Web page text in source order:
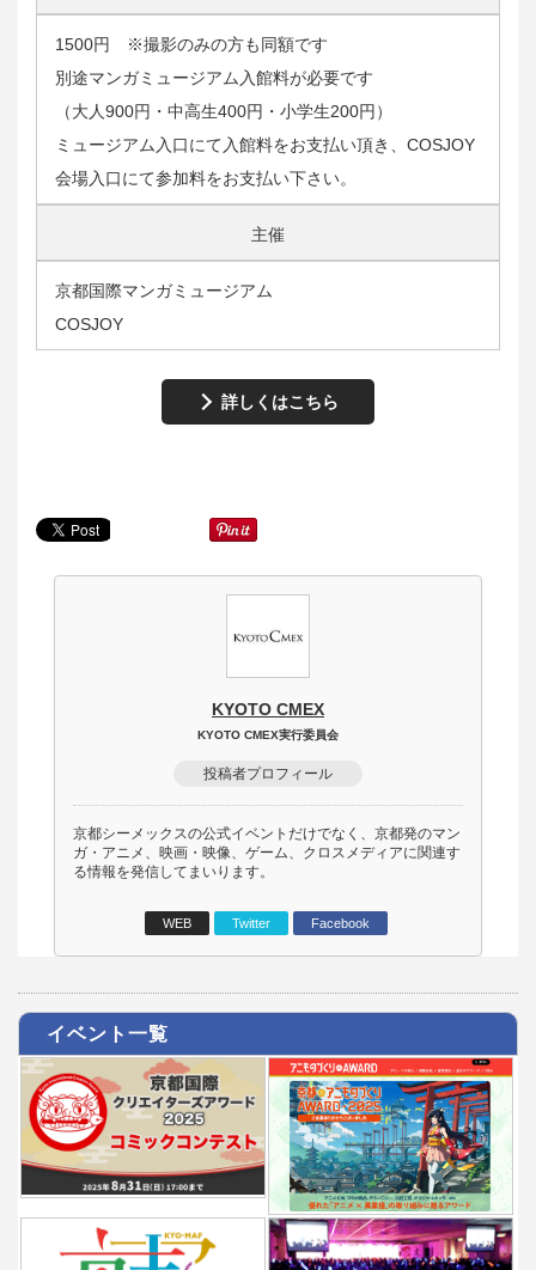
1500円 ※撮影のみの方も同額です
別途マンガミュージアム入館料が必要です
（大人900円・中高生400円・小学生200円）
ミュージアム入口にて入館料をお支払い頂き、COSJOY
会場入口にて参加料をお支払い下さい。
主催
京都国際マンガミュージアム
COSJOY
詳しくはこちら
KYOTO CMEX
KYOTO CMEX実行委員会
投稿者プロフィール
京都シーメックスの公式イベントだけでなく、京都発のマン
ガ・アニメ、映画・映像、ゲーム、クロスメディアに関連す
る情報を発信してまいります。
WEB Twitter Facebook
イベント一覧